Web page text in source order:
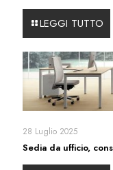
LEGGI TUTTO
28 Luglio 2025
Sedia da ufficio,